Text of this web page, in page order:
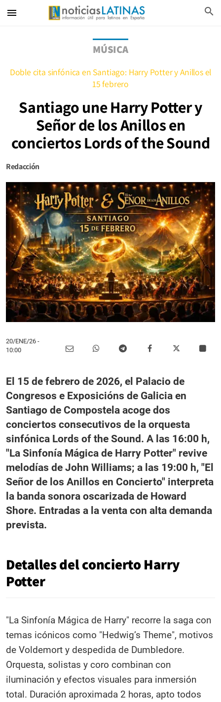
menu search
MÚSICA
Doble cita sinfónica en Santiago: Harry Potter y Anillos el
15 febrero
Santiago une Harry Potter y
Señor de los Anillos en
conciertos Lords of the Sound
Redacción
20/ENE/26 -
10:00
El 15 de febrero de 2026, el Palacio de
Congresos e Exposicións de Galicia en
Santiago de Compostela acoge dos
conciertos consecutivos de la orquesta
sinfónica Lords of the Sound. A las 16:00 h,
"La Sinfonía Mágica de Harry Potter" revive
melodías de John Williams; a las 19:00 h, "El
Señor de los Anillos en Concierto" interpreta
la banda sonora oscarizada de Howard
Shore. Entradas a la venta con alta demanda
prevista.
Detalles del concierto Harry
Potter
"La Sinfonía Mágica de Harry" recorre la saga con
temas icónicos como "Hedwig’s Theme", motivos
de Voldemort y despedida de Dumbledore.
Orquesta, solistas y coro combinan con
iluminación y efectos visuales para inmersión
total. Duración aproximada 2 horas, apto todos